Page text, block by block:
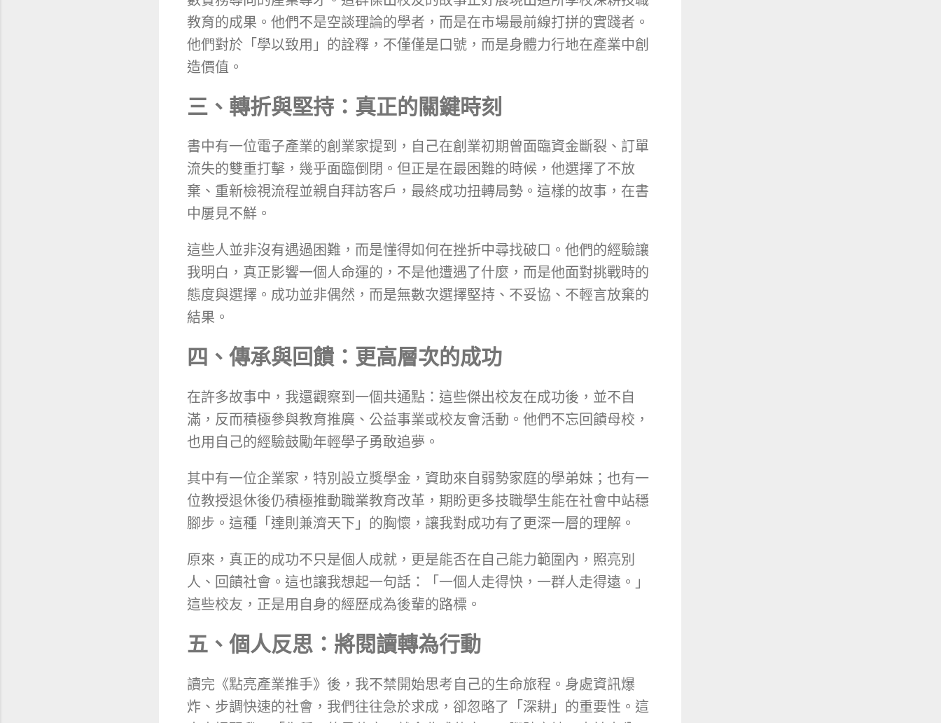
教育的成果。他們不是空談理論的學者，而是在市場最前線打拼的實踐者。
他們對於「學以致用」的詮釋，不僅僅是口號，而是身體力行地在產業中創
造價值。
三、轉折與堅持：真正的關鍵時刻
書中有一位電子產業的創業家提到，自己在創業初期曾面臨資金斷裂、訂單
流失的雙重打擊，幾乎面臨倒閉。但正是在最困難的時候，他選擇了不放
棄、重新檢視流程並親自拜訪客戶，最終成功扭轉局勢。這樣的故事，在書
中屢見不鮮。
這些人並非沒有遇過困難，而是懂得如何在挫折中尋找破口。他們的經驗讓
我明白，真正影響一個人命運的，不是他遭遇了什麼，而是他面對挑戰時的
態度與選擇。成功並非偶然，而是無數次選擇堅持、不妥協、不輕言放棄的
結果。
四、傳承與回饋：更高層次的成功
在許多故事中，我還觀察到一個共通點：這些傑出校友在成功後，並不自
滿，反而積極參與教育推廣、公益事業或校友會活動。他們不忘回饋母校，
也用自己的經驗鼓勵年輕學子勇敢追夢。
其中有一位企業家，特別設立獎學金，資助來自弱勢家庭的學弟妹；也有一
位教授退休後仍積極推動職業教育改革，期盼更多技職學生能在社會中站穩
腳步。這種「達則兼濟天下」的胸懷，讓我對成功有了更深一層的理解。
原來，真正的成功不只是個人成就，更是能否在自己能力範圍內，照亮別
人、回饋社會。這也讓我想起一句話：「一個人走得快，一群人走得遠。」
這些校友，正是用自身的經歷成為後輩的路標。
五、個人反思：將閱讀轉為行動
讀完《點亮產業推手》後，我不禁開始思考自己的生命旅程。身處資訊爆
炸、步調快速的社會，我們往往急於求成，卻忽略了「深耕」的重要性。這